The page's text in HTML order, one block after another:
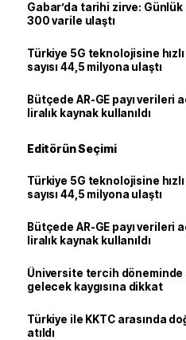
Gabar’da tarihi zirve:
300 varile ulaştı
Türkiye 5G teknolojisine
sayısı 44,5 milyona ulaştı
Bütçede AR-GE payı verileri
liralık kaynak kullanıldı
Editörün Seçimi
Türkiye 5G teknolojisine
sayısı 44,5 milyona ulaştı
Bütçede AR-GE payı verileri
liralık kaynak kullanıldı
Üniversite tercih döneminde
gelecek kaygısına dikkat
Türkiye ile KKTC arasında
atıldı